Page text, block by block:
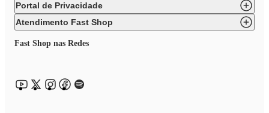
Portal de Privacidade
Atendimento Fast Shop
Fast Shop nas Redes